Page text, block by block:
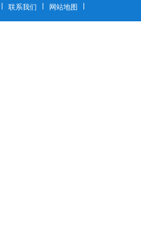
联系我们 网站地图